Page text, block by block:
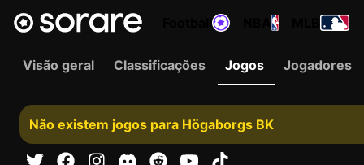
Visão geral Classificações Jogos Jogadores
Não existem jogos para Högaborgs BK